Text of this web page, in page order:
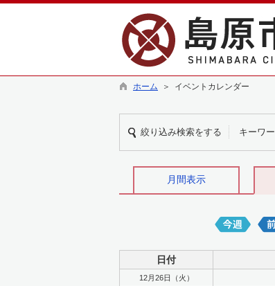
ホーム ＞ イベントカレンダー
絞り込み検索をする キーワ
月間表示
日付
12月26日（火）